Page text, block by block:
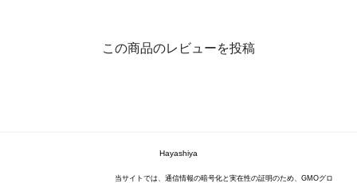
この商品のレビューを投稿
Hayashiya
当サイトでは、通信情報の暗号化と実在性の証明のため、GMOグロ